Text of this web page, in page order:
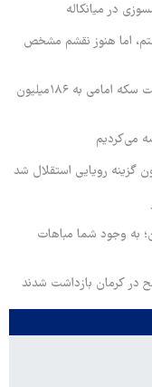
در میانکاله
اما هنوز نقشم مشخص
قیمت طلا و سکه پنجشنبه ۱۵ مرداد ۱۴۰۵/ قیمت سکه امامی به ۱۸۶میلیون
می‌کردیم
گزینه رویایی استقلال شد
به وجود شما مباهات